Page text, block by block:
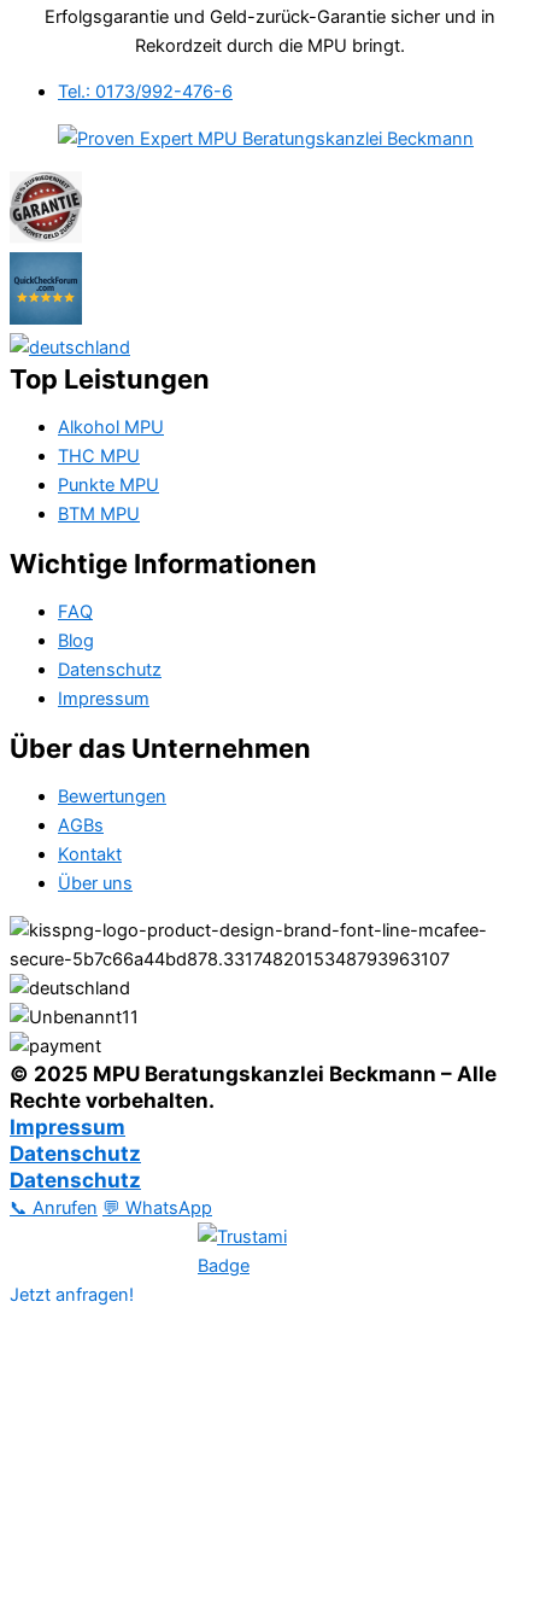
Erfolgsgarantie und Geld-zurück-Garantie sicher und in
Rekordzeit durch die MPU bringt.
Tel.: 0173/992-476-6
Top Leistungen
Alkohol MPU
THC MPU
Punkte MPU
BTM MPU
Wichtige Informationen
FAQ
Blog
Datenschutz
Impressum
Über das Unternehmen
Bewertungen
AGBs
Kontakt
Über uns
© 2025 MPU Beratungskanzlei Beckmann – Alle
Rechte vorbehalten.
Impressum
Datenschutz
Datenschutz
📞 Anrufen 💬 WhatsApp
Jetzt anfragen!